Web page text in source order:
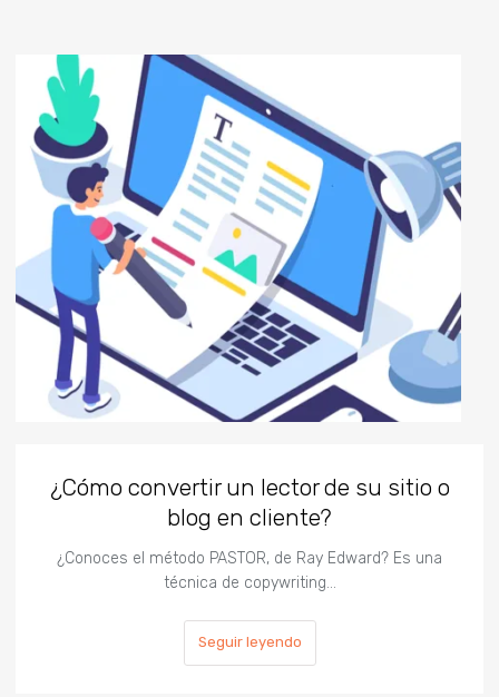
¿Cómo convertir un lector de su sitio o
blog en cliente?
¿Conoces el método PASTOR, de Ray Edward? Es una
técnica de copywriting…
Seguir leyendo